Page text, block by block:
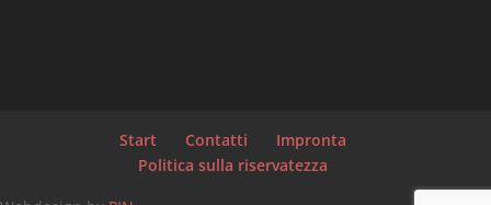
Start Contatti
Impronta
Politica sulla riservatezza